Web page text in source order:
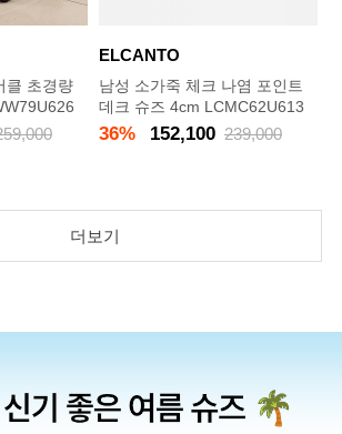
클 초경량
ELCANTO
남성 소가죽 체크 나염 포인트
데크 슈즈 4cm LCMC62U613
36% 152,100 239,000
더보기